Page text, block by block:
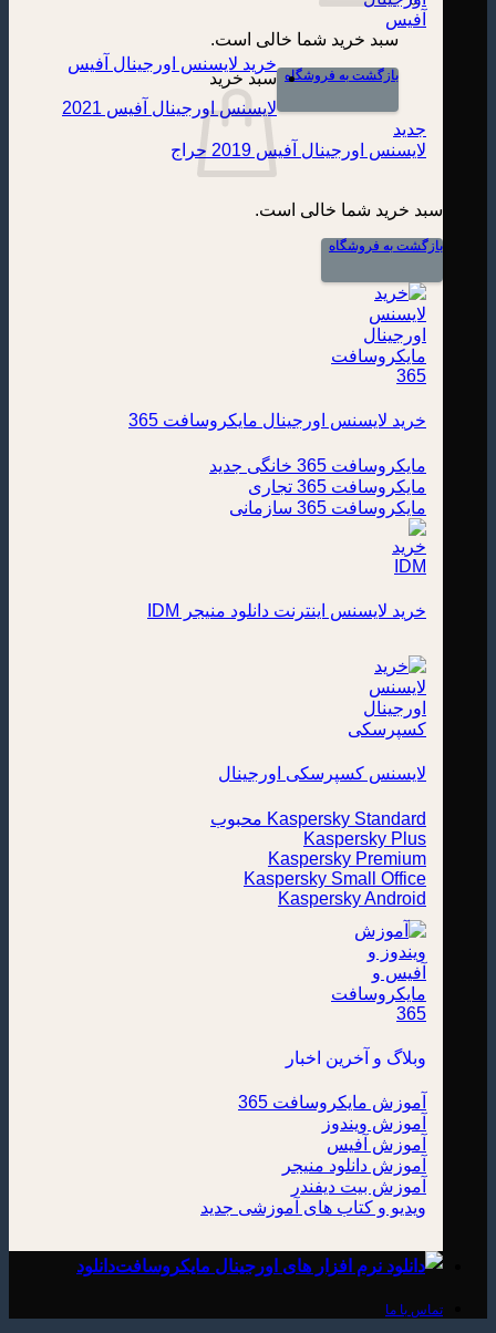
سبد خرید شما خالی است.
بازگشت به فروشگاه سبد خرید
سبد خرید شما خالی است.
بازگشت به فروشگاه
خرید لایسنس اورجینال آفیس
لایسنس اورجینال آفیس 2021
لایسنس اورجینال آفیس 2019
خرید لایسنس اورجینال مایکروسافت 365
مایکروسافت 365 خانگی
مایکروسافت 365 تجاری
مایکروسافت 365 سازمانی
خرید لایسنس اینترنت دانلود منیجر IDM
لایسنس کسپرسکی اورجینال
Kaspersky Standard
Kaspersky Plus
Kaspersky Premium
Kaspersky Small Office
Kaspersky Android
وبلاگ و آخرین اخبار
آموزش مایکروسافت 365
آموزش ویندوز
آموزش آفیس
آموزش دانلود منیجر
آموزش بیت دیفندر
ویدیو و کتاب های آموزشی
دانلود
تماس با ما